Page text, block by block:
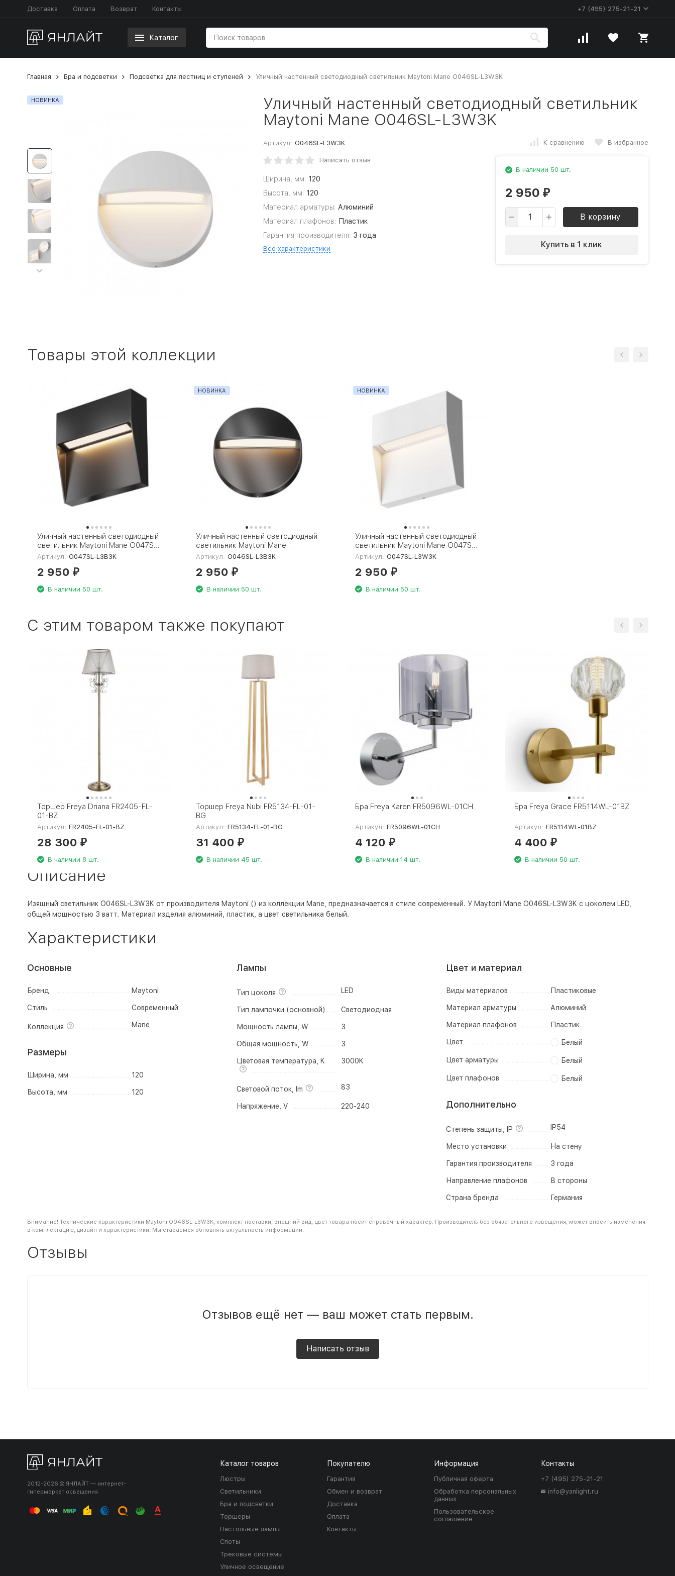
Доставка Оплата Возврат Контакты +7 (495) 275-21-21
Каталог
Главная Бра и подсветки Подсветка для лестниц и ступеней Уличный настенный светодиодный светильник Maytoni Mane O046SL-L3W3K
НОВИНКА
Уличный настенный светодиодный светильник
Maytoni Mane O046SL-L3W3K
Артикул: O046SL-L3W3K К сравнению В избранное
Написать отзыв
Ширина, мм: 120
Высота, мм: 120
Материал арматуры: Алюминий
Материал плафонов: Пластик
Гарантия производителя: 3 года
Все характеристики
В наличии 50 шт.
2 950 ₽
В корзину
Купить в 1 клик
Товары этой коллекции
Уличный настенный светодиодный
светильник Maytoni Mane O047SL-
L3B3K
Артикул: O047SL-L3B3K
2 950 ₽
В наличии 50 шт.
НОВИНКА
Уличный настенный светодиодный
светильник Maytoni Mane
O046SL-L3B3K
Артикул: O046SL-L3B3K
2 950₽
В наличии 50 шт.
НОВИНКА
Уличный настенный светодиодный
светильник Maytoni Mane O047SL-
L3W3K
Артикул: O047SL-L3W3K
2 950 ₽
В наличии 50 шт.
C этим товаром также покупают
Торшер Freya Driana FR2405-FL-
01-BZ
Артикул: FR2405-FL-01-BZ
28 300 ₽
В наличии 8 шт.
Торшер Freya Nubi FR5134-FL-01-
BG
Артикул: FR5134-FL-01-BG
31 400₽
В наличии 45 шт.
Бра Freya Karen FR5096WL-01CH
Артикул: FR5096WL-01CH
4 120 ₽
В наличии 14 шт.
Бра Freya Grace FR5114WL-01BZ
Артикул: FR5114WL-01BZ
4 400 ₽
В наличии 50 шт.
Описание
Изящный светильник O046SL-L3W3K от производителя Maytoni () из коллекции Mane, предназначается в стиле современный. У Maytoni Mane O046SL-L3W3K с цоколем LED,
общей мощностью 3 ватт. Материал изделия алюминий, пластик, а цвет светильника белый.
Характеристики
Основные
Бренд Maytoni
Стиль Современный
Коллекция Mane
Размеры
Ширина, мм 120
Высота, мм 120
Лампы
Тип цоколя LED
Тип лампочки (основной) Светодиодная
Мощность лампы, W 3
Общая мощность, W 3
Цветовая температура, K 3000K
Световой поток, lm 83
Напряжение, V 220-240
Цвет и материал
Виды материалов Пластиковые
Материал арматуры Алюминий
Материал плафонов Пластик
Цвет Белый
Цвет арматуры Белый
Цвет плафонов Белый
Дополнительно
Степень защиты, IP IP54
Место установки На стену
Гарантия производителя 3 года
Направление плафонов В стороны
Страна бренда Германия
Внимание! Технические характеристики Maytoni O046SL-L3W3K, комплект поставки, внешний вид, цвет товара носит справочный характер. Производитель без обязательного извещения, может вносить изменения
в комплектацию, дизайн и характеристики. Мы стараемся обновлять актуальность информации.
Отзывы
Отзывов ещё нет — ваш может стать первым.
Написать отзыв
2012-2026 © ЯНЛАЙТ — интернет-
гипермаркет освещения
Каталог товаров
Люстры
Светильники
Бра и подсветки
Торшеры
Настольные лампы
Споты
Трековые системы
Уличное освещение
Покупателю
Гарантия
Обмен и возврат
Доставка
Оплата
Контакты
Информация
Публичная оферта
Обработка персональных
данных
Пользовательское
соглашение
Контакты
+7 (495) 275-21-21
info@yanlight.ru